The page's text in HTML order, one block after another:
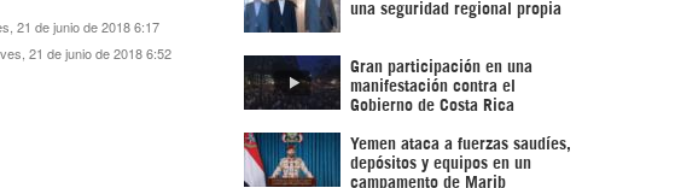
21 de junio de 2018 6:17
21 de junio de 2018 6:52
una seguridad regional propia
Gran participación en una
manifestación contra el
Gobierno de Costa Rica
Yemen ataca a fuerzas saudíes,
depósitos y equipos en un
campamento de Marib